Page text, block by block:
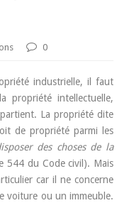
0
industrielle, il faut
propriété intellectuelle,
La propriété dite
de propriété parmi les
des choses de la
du Code civil). Mais
car il ne concerne
voiture ou un immeuble.